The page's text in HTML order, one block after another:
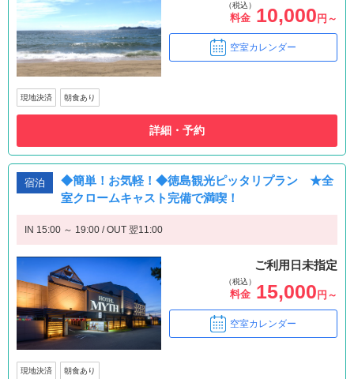
（税込）
料金 10,000 円～
空室カレンダー
現地決済 朝食あり
詳細・予約
宿泊
◆簡単！お気軽！◆徳島観光ピッタリプラン ★全
室クロームキャスト完備で満喫！
IN 15:00 ～ 19:00 / OUT 翌11:00
ご利用日未指定
（税込）
料金 15,000 円～
空室カレンダー
現地決済 朝食あり